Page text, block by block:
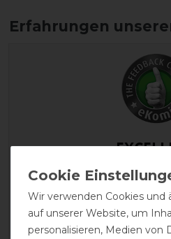
Horseware
Wir verwenden Cookies und
auf unserer Website, um
personalisieren, Medien von